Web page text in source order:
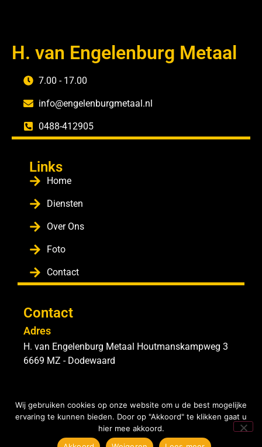
H. van Engelenburg Metaal
7.00 - 17.00
info@engelenburgmetaal.nl
0488-412905
Links
Home
Diensten
Over Ons
Foto
Contact
Contact
Adres
H. van Engelenburg Metaal Houtmanskampweg 3
6669 MZ - Dodewaard
© 2026 Engelenburg
Wij gebruiken cookies op onze website om u de best mogelijke
ervaring te kunnen bieden. Door op "Akkoord" te klikken gaat u
hier mee akkoord.